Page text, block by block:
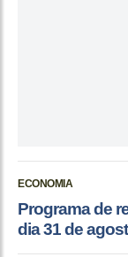
ECONOMIA
Programa de
dia 31 de